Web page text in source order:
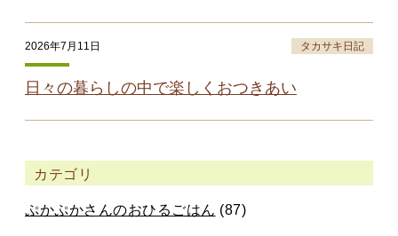
2026年7月11日 タカサキ日記
日々の暮らしの中で楽しくおつきあい
カテゴリ
ぷかぷかさんのおひるごはん (87)